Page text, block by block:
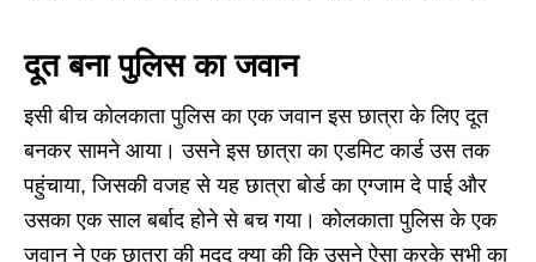
दूत बना पुलिस का जवान
इसी बीच कोलकाता पुलिस का एक जवान इस छात्रा के लिए दूत
बनकर सामने आया। उसने इस छात्रा का एडमिट कार्ड उस तक
पहुंचाया, जिसकी वजह से यह छात्रा बोर्ड का एग्जाम दे पाई और
उसका एक साल बर्बाद होने से बच गया। कोलकाता पुलिस के एक
जवान ने एक छात्रा की मदद क्या की कि उसने ऐसा करके सभी का